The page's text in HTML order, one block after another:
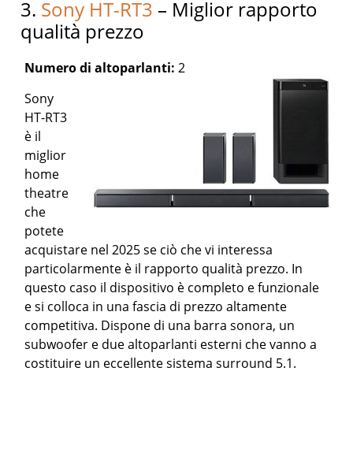
3. Sony HT-RT3 – Miglior rapporto
qualità prezzo
Numero di altoparlanti:2
Sony
HT-RT3
è il
miglior
home
theatre
che
potete
acquistare nel 2025 se ciò che vi interessa
particolarmente è il rapporto qualità prezzo. In
questo caso il dispositivo è completo e funzionale
e si colloca in una fascia di prezzo altamente
competitiva. Dispone di una barra sonora, un
subwoofer e due altoparlanti esterni che vanno a
costituire un eccellente sistema surround 5.1.